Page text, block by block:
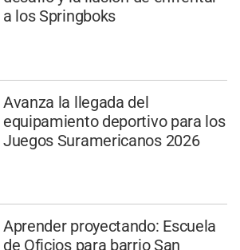
a los Springboks
Avanza la llegada del
equipamiento deportivo para los
Juegos Suramericanos 2026
Aprender proyectando: Escuela
de Oficios para barrio San